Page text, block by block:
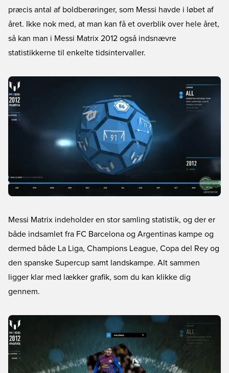
præcis antal af boldberøringer, som Messi havde i løbet af
året. Ikke nok med, at man kan få et overblik over hele året,
så kan man i Messi Matrix 2012 også indsnævre
statistikkerne til enkelte tidsintervaller.
Messi Matrix indeholder en stor samling statistik, og der er
både indsamlet fra FC Barcelona og Argentinas kampe og
dermed både La Liga, Champions League, Copa del Rey og
den spanske Supercup samt landskampe. Alt sammen
ligger klar med lækker grafik, som du kan klikke dig
gennem.